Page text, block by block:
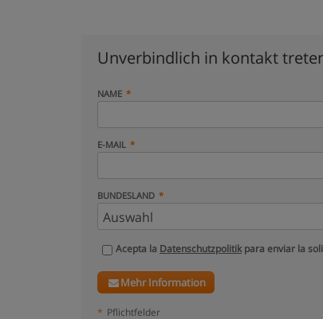
Unverbindlich in kontakt
NAME
E-MAIL
BUNDESLAND
Acepta la Datenschutzpolitikpara enviar la
Mehr Information
* Pflichtfelder